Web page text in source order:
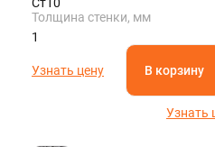
Толщина стенки, мм
1
Узнать цену В корзину
Узнать